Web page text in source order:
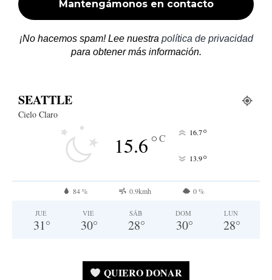
¡No hacemos spam! Lee nuestra política de privacidad
para obtener más información.
SEATTLE
Cielo Claro
15.6°C 16.7°
13.9°
84 % 0.9kmh 0 %
JUE
31°
VIE
30°
SÁB
28°
DOM
30°
LUN
28°
QUIERO DONAR